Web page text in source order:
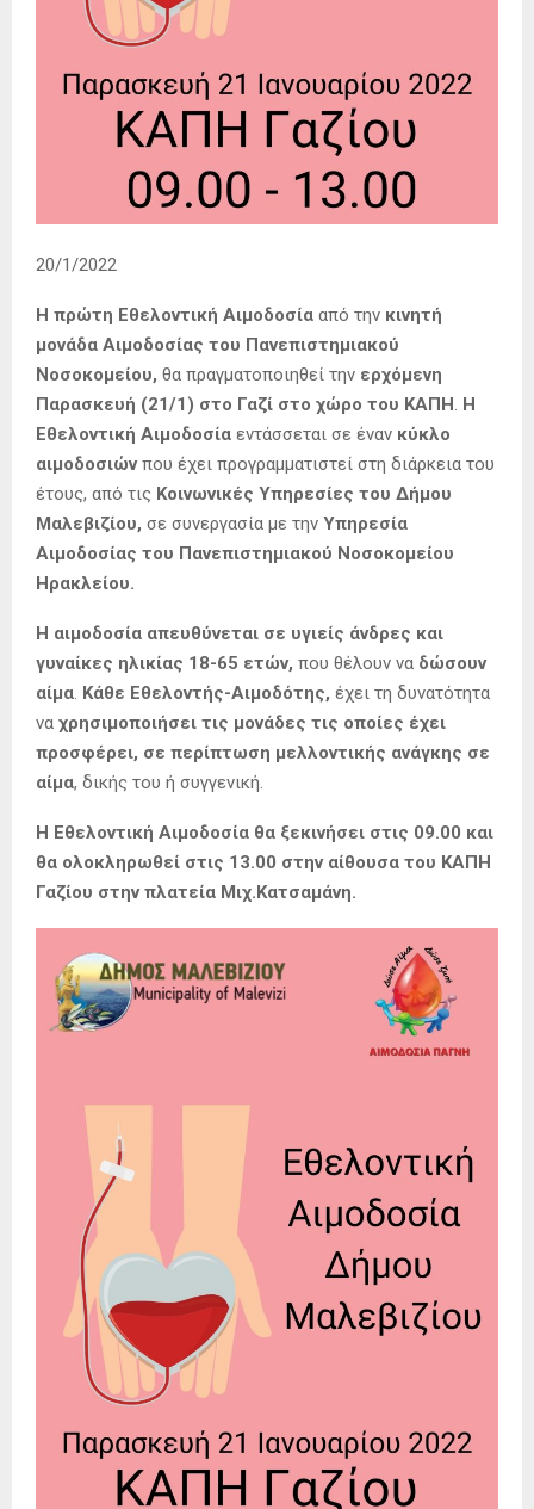
20/1/2022
Η πρώτη Εθελοντική Αιμοδοσία από την κινητή
μονάδα Αιμοδοσίας του Πανεπιστημιακού
Νοσοκομείου, θα πραγματοποιηθεί την ερχόμενη
Παρασκευή (21/1) στο Γαζί στο χώρο του ΚΑΠΗ. Η
Εθελοντική Αιμοδοσία εντάσσεται σε έναν κύκλο
αιμοδοσιώνπου έχει προγραμματιστεί στη διάρκεια του
έτους, από τις Κοινωνικές Υπηρεσίες του Δήμου
Μαλεβιζίου, σε συνεργασία με την Υπηρεσία
Αιμοδοσίας του Πανεπιστημιακού Νοσοκομείου
Ηρακλείου.
Η αιμοδοσία απευθύνεται σε υγιείς άνδρες και
γυναίκες ηλικίας 18-65 ετών, που θέλουν να δώσουν
αίμα. Κάθε Εθελοντής-Αιμοδότης, έχει τη δυνατότητα
να χρησιμοποιήσει τις μονάδες τις οποίες έχει
προσφέρει, σε περίπτωση μελλοντικής ανάγκης σε
αίμα, δικής του ή συγγενική.
Η Εθελοντική Αιμοδοσία θα ξεκινήσει στις 09.00 και
θα ολοκληρωθεί στις 13.00 στην αίθουσα του ΚΑΠΗ
Γαζίου στην πλατεία Μιχ.Κατσαμάνη.